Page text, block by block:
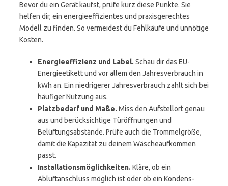
Bevor du ein Gerät kaufst, prüfe kurz diese Punkte. Sie
helfen dir, ein energieeffizientes und praxisgerechtes
Modell zu finden. So vermeidest du Fehlkäufe und unnötige
Kosten.
Energieeffizienz und Label. Schau dir das EU-
Energieetikett und vor allem den Jahresverbrauch in
kWh an. Ein niedrigerer Jahresverbrauch zahlt sich bei
häufiger Nutzung aus.
Platzbedarf und Maße. Miss den Aufstellort genau
aus und berücksichtige Türöffnungen und
Belüftungsabstände. Prüfe auch die Trommelgröße,
damit die Kapazität zu deinem Wäscheaufkommen
passt.
Installationsmöglichkeiten. Kläre, ob ein
Abluftanschluss möglich ist oder ob ein Kondens-